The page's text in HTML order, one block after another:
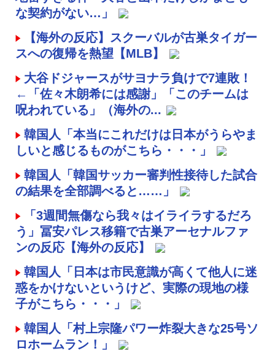
な契約がない…」
【海外の反応】スクーバルが古巣タイガー
スへの復帰を熱望【MLB】
大谷ドジャースがサヨナラ負けで7連敗！
←「佐々木朗希には感謝」「このチームは
呪われている」（海外の...
韓国人「本当にこれだけは日本がうらやま
しいと感じるものがこちら・・・」
韓国人「韓国サッカー審判性接待した試合
の結果を全部調べると……」
「3週間無傷なら我々はイライラするだろ
う」冨安パレス移籍で古巣アーセナルファ
ンの反応【海外の反応】
韓国人「日本は市民意識が高くて他人に迷
惑をかけないというけど、実際の現地の様
子がこちら・・・」
韓国人「村上宗隆パワー炸裂大きな25号ソ
ロホームラン！」